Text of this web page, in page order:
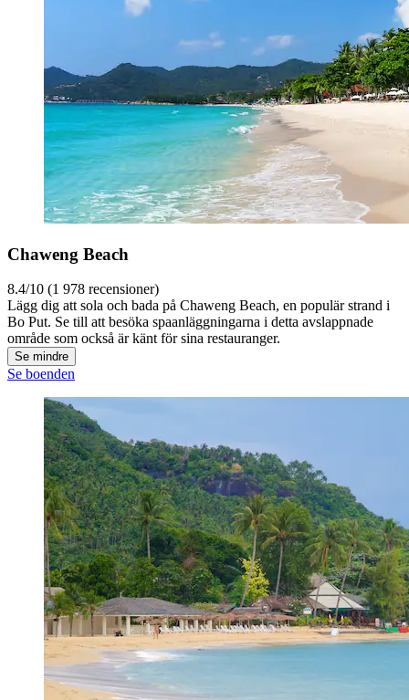
Chaweng Beach
8.4/10 (1 978 recensioner)
Lägg dig att sola och bada på Chaweng Beach, en populär strand i
Bo Put. Se till att besöka spaanläggningarna i detta avslappnade
område som också är känt för sina restauranger.
Se mindre
Se boenden